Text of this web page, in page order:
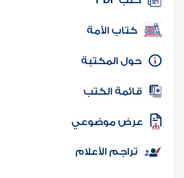
كتب PDF
كتاب الأمة
المكتبة
الكتب
موضوعي